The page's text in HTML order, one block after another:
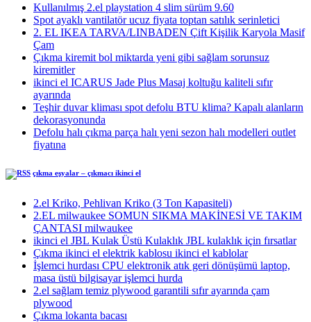
Kullanılmış 2.el playstation 4 slim sürüm 9.60
Spot ayaklı vantilatör ucuz fiyata toptan satılık serinletici
2. EL IKEA TARVA/LINBADEN Çift Kişilik Karyola Masif
Çam
Çıkma kiremit bol miktarda yeni gibi sağlam sorunsuz
kiremitler
ikinci el ICARUS Jade Plus Masaj koltuğu kaliteli sıfır
ayarında
Teşhir duvar kliması spot defolu BTU klima? Kapalı alanların
dekorasyonunda
Defolu halı çıkma parça halı yeni sezon halı modelleri outlet
fiyatına
çıkma eşyalar – çıkmacı ikinci el
2.el Kriko, Pehlivan Kriko (3 Ton Kapasiteli)
2.EL milwaukee SOMUN SIKMA MAKİNESİ VE TAKIM
ÇANTASI milwaukee
ikinci el JBL Kulak Üstü Kulaklık JBL kulaklık için fırsatlar
Çıkma ikinci el elektrik kablosu ikinci el kablolar
İşlemci hurdası CPU elektronik atık geri dönüşümü laptop,
masa üstü bilgisayar işlemci hurda
2.el sağlam temiz plywood garantili sıfır ayarında çam
plywood
Çıkma lokanta bacası